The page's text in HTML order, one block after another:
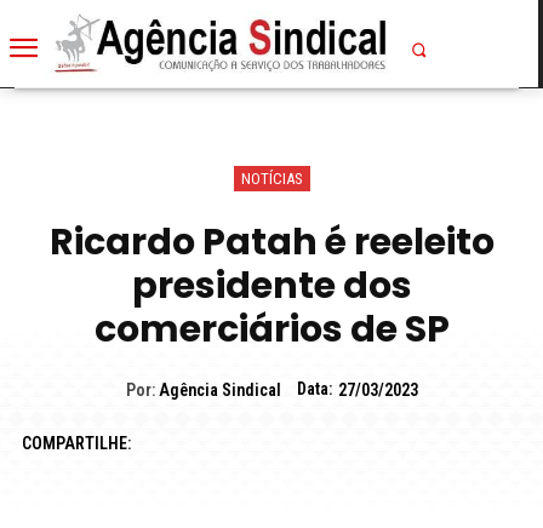
NOTÍCIAS
Ricardo Patah é reeleito
presidente dos
comerciários de SP
Por: Agência Sindical Data: 27/03/2023
COMPARTILHE: